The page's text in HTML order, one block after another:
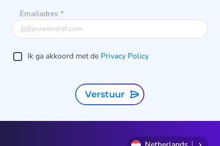
Emailadres *
Ik ga akkoord met de Privacy Policy
Verstuur